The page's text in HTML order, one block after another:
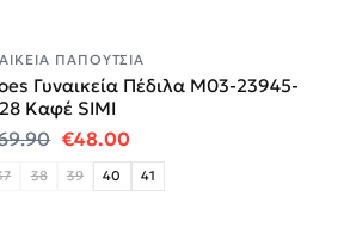
ΠΑΠΟΎΤΣΙΑ
Γυναικεία Πέδιλα M03-23945-
28 Καφέ SIMI
Original price was: €69.90.
€48.00Η τρέχουσα τιμή
38 39 40 41